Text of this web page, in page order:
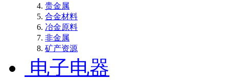
贵金属
合金材料
冶金原料
非金属
矿产资源
电子电器